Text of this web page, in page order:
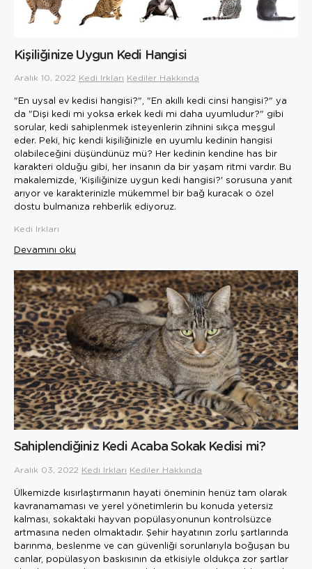
Kişiliğinize Uygun Kedi Hangisi
Aralık 10, 2022 Kedi Irkları Kediler Hakkında
"En uysal ev kedisi hangisi?", "En akıllı kedi cinsi hangisi?" ya
da "Dişi kedi mi yoksa erkek kedi mi daha uyumludur?" gibi
sorular, kedi sahiplenmek isteyenlerin zihnini sıkça meşgul
eder. Peki, hiç kendi kişiliğinizle en uyumlu kedinin hangisi
olabileceğini düşündünüz mü? Her kedinin kendine has bir
karakteri olduğu gibi, her insanın da bir yaşam ritmi vardır. Bu
makalemizde, 'Kişiliğinize uygun kedi hangisi?' sorusuna yanıt
arıyor ve karakterinizle mükemmel bir bağ kuracak o özel
dostu bulmanıza rehberlik ediyoruz.
Kedi Irkları
Devamını oku
Sahiplendiğiniz Kedi Acaba Sokak Kedisi mi?
Aralık 03, 2022 Kedi Irkları Kediler Hakkında
Ülkemizde kısırlaştırmanın hayati öneminin henüz tam olarak
kavranamaması ve yerel yönetimlerin bu konuda yetersiz
kalması, sokaktaki hayvan popülasyonunun kontrolsüzce
artmasına neden olmaktadır. Şehir hayatının zorlu şartlarında
barınma, beslenme ve can güvenliği sorunlarıyla boğuşan bu
canlar, popülasyon baskısının da etkisiyle oldukça zor şartlar